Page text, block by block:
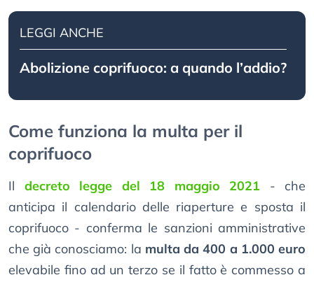
LEGGI ANCHE
Abolizione coprifuoco: a quando l’addio?
Come funziona la multa per il
coprifuoco
Il decreto legge del 18 maggio 2021 - che
anticipa il calendario delle riaperture e sposta il
coprifuoco - conferma le sanzioni amministrative
che già conosciamo: la multa da 400 a 1.000 euro
elevabile fino ad un terzo se il fatto è commesso a